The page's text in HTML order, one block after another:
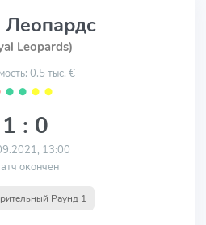
Леопардс
Leopards)
0.5 тыс. €
⬤ ⬤ ⬤ ⬤
1 : 0
13:00
окончен
Раунд 1